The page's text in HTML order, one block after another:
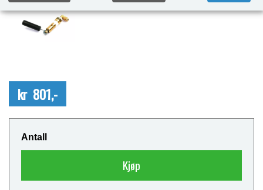
kr 801,-
Antall
Kjøp